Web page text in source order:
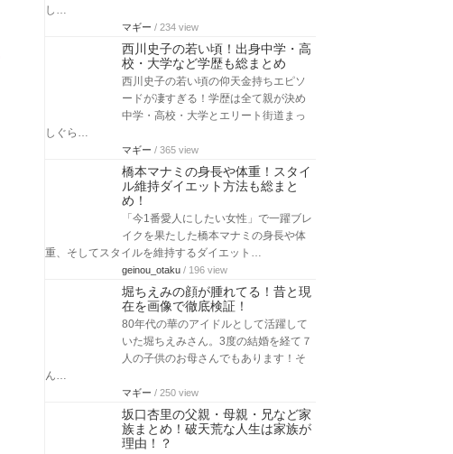
し…
マギー / 234 view
西川史子の若い頃！出身中学・高
校・大学など学歴も総まとめ
西川史子の若い頃の仰天金持ちエピソ
ードが凄すぎる！学歴は全て親が決め
中学・高校・大学とエリート街道まっ
しぐら…
マギー / 365 view
橋本マナミの身長や体重！スタイ
ル維持ダイエット方法も総まと
め！
「今1番愛人にしたい女性」で一躍ブレ
イクを果たした橋本マナミの身長や体
重、そしてスタイルを維持するダイエット…
geinou_otaku / 196 view
堀ちえみの顔が腫れてる！昔と現
在を画像で徹底検証！
80年代の華のアイドルとして活躍して
いた堀ちえみさん。3度の結婚を経て７
人の子供のお母さんでもあります！そ
ん…
マギー / 250 view
坂口杏里の父親・母親・兄など家
族まとめ！破天荒な人生は家族が
理由！？